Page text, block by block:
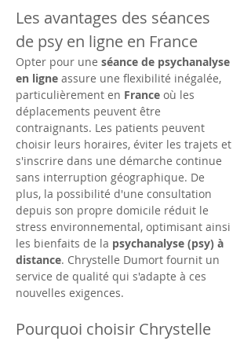
Les avantages des séances
de psy en ligne en France
Opter pour une séance de psychanalyse
en ligne assure une flexibilité inégalée,
particulièrement en France où les
déplacements peuvent être
contraignants. Les patients peuvent
choisir leurs horaires, éviter les trajets et
s'inscrire dans une démarche continue
sans interruption géographique. De
plus, la possibilité d'une consultation
depuis son propre domicile réduit le
stress environnemental, optimisant ainsi
les bienfaits de la psychanalyse (psy) à
distance. Chrystelle Dumort fournit un
service de qualité qui s'adapte à ces
nouvelles exigences.
Pourquoi choisir Chrystelle